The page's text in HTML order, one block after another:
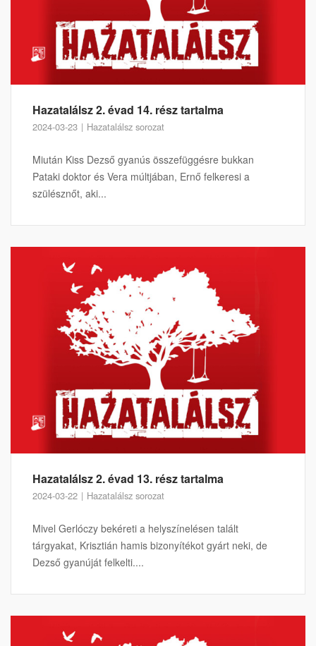
Hazatalálsz 2. évad 14. rész tartalma
2024-03-23 Hazatalálsz sorozat
Miután Kiss Dezső gyanús összefüggésre bukkan
Pataki doktor és Vera múltjában, Ernő felkeresi a
szülésznőt, aki...
Hazatalálsz 2. évad 13. rész tartalma
2024-03-22 Hazatalálsz sorozat
Mivel Gerlóczy bekéreti a helyszínelésen talált
tárgyakat, Krisztián hamis bizonyítékot gyárt neki, de
Dezső gyanúját felkelti....